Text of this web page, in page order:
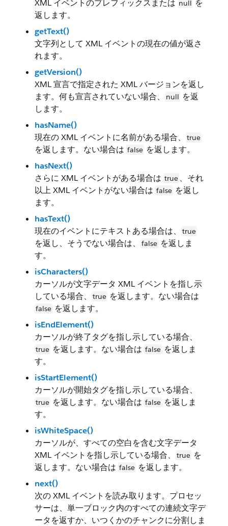
XML イベントのプレフィックスまたは null を
返します。
getText()
文字列として XML イベントの現在の値が返さ
れます。
getVersion()
XML 宣言で指定された XML バージョンを返し
ます。何も宣言されていない場合、
null を返
します。
hasName()
現在の XML イベントに名前がある場合、
true
を返します。ない場合は false を返します。
hasNext()
さらに XML イベントがある場合は true 、それ
以上 XML イベントがない場合は false を返し
ます。
hasText()
現在のイベントにテキストある場合は、
true
を返し、そうでない場合は、 false を返しま
す。
isCharacters()
カーソルが文字データ XML イベントを指し示
している場合、
true を返します。ない場合は
false を返します。
isEndElement()
カーソルが終了タグを指し示している場合、
true を返します。ない場合は false を返しま
す。
isStartElement()
カーソルが開始タグを指し示している場合、
true を返します。ない場合は false を返しま
す。
isWhiteSpace()
カーソルが、すべての空白を含む文字データ
XML イベントを指し示している場合、
true を
返します。ない場合は false を返します。
next()
次の XML イベントを読み取ります。プロセッ
サーは、単一ブロック内のすべての連続文字デ
ータを返すか、いつくかのチャンクに分割しま